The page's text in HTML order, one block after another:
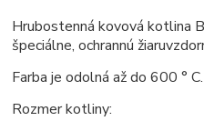
Hrubostenná kovová kotlina
špeciálne, ochrannú
Farba je odolná až do 600 ° C.
Rozmer kotliny: